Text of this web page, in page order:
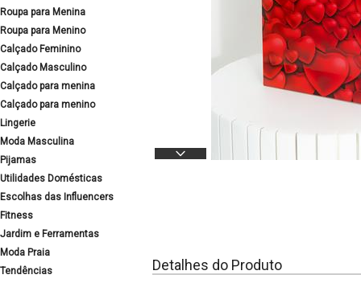
Roupa para Menina
Roupa para Menino
Calçado Feminino
Calçado Masculino
Calçado para menina
Calçado para menino
Lingerie
Moda Masculina
Pijamas
Utilidades Domésticas
Escolhas das Influencers
Fitness
Jardim e Ferramentas
Moda Praia
Tendências
Detalhes do Produto